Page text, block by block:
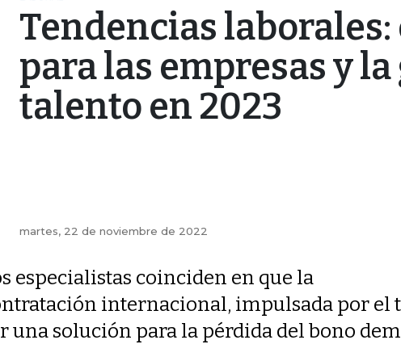
Tendencias
para las empresas y
talento en 2023
martes, 22 de noviembre de 2022
especialistas coinciden en que la
internacional, impulsada por el
una solución para la pérdida del bono